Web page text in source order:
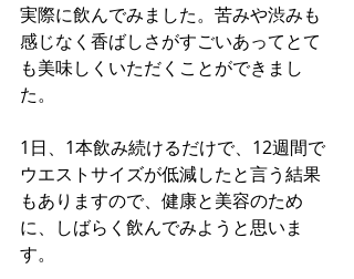
実際に飲んでみました。苦みや渋みも
感じなく香ばしさがすごいあってとて
も美味しくいただくことができまし
た。
1日、1本飲み続けるだけで、12週間で
ウエストサイズが低減したと言う結果
もありますので、健康と美容のため
に、しばらく飲んでみようと思いま
す。